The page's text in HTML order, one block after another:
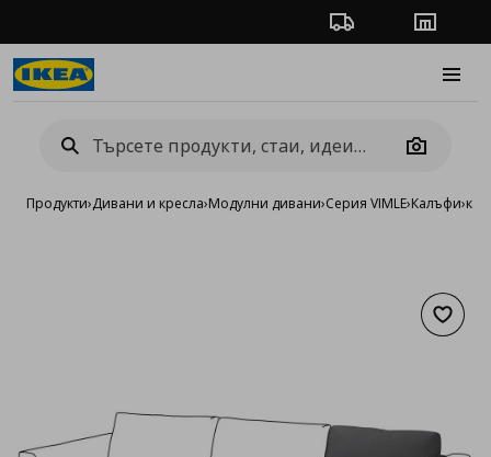
Проследяване на
Camera
Продукти›Дивани и кресла›Модулни дивани›Серия VIMLE›Калъфи›